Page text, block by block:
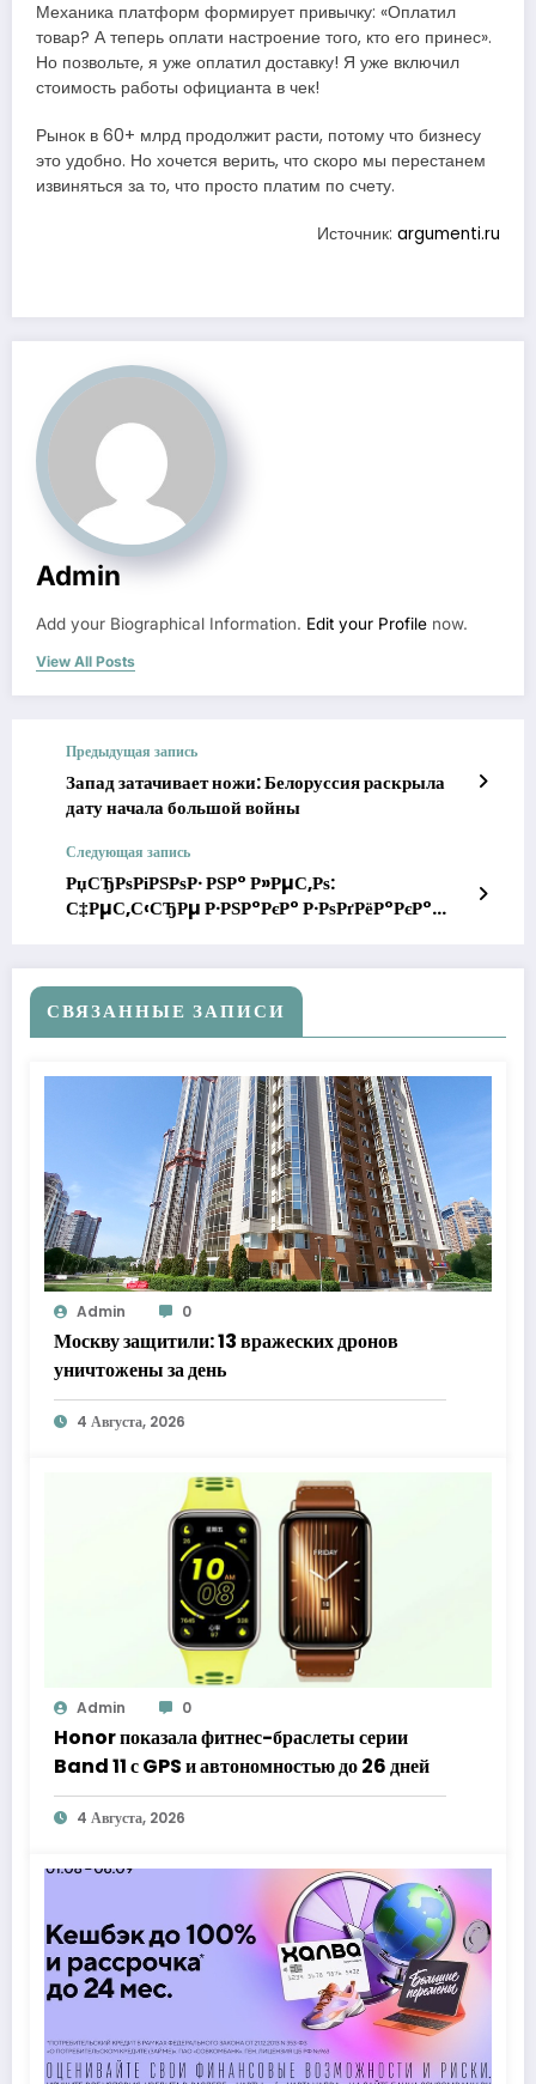
Механика платформ формирует привычку: «Оплатил
товар? А теперь оплати настроение того, кто его принес».
Но позвольте, я уже оплатил доставку! Я уже включил
стоимость работы официанта в чек!
Рынок в 60+ млрд продолжит расти, потому что бизнесу
это удобно. Но хочется верить, что скоро мы перестанем
извиняться за то, что просто платим по счету.
Источник: argumenti.ru
Admin
Add your Biographical Information. Edit your Profile now.
View All Posts
Предыдущая запись
Запад затачивает ножи: Белоруссия раскрыла
дату начала большой войны
Следующая запись
РџСЂРѕРіРЅРѕР· РЅР° Р»РµС‚Рѕ:
С‡РµС‚С‹СЂРµ Р·РЅР°РєР° Р·РѕРґРёР°РєР°
СЃС‡Р°СЃС‚СЊРµ
СВЯЗАННЫЕ ЗАПИСИ
Admin 0
Москву защитили: 13 вражеских дронов
уничтожены за день
4 Августа, 2026
Admin 0
Honor показала фитнес-браслеты серии
Band 11 с GPS и автономностью до 26 дней
4 Августа, 2026